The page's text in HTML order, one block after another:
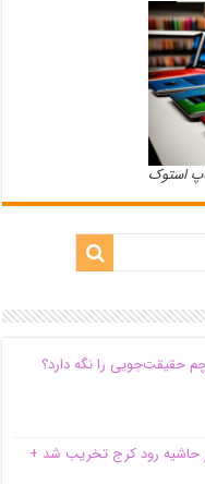
استوک
حقیقت‌جویی را نگه دارد؟
حاشیه‌ رود کرج تخریب شد +